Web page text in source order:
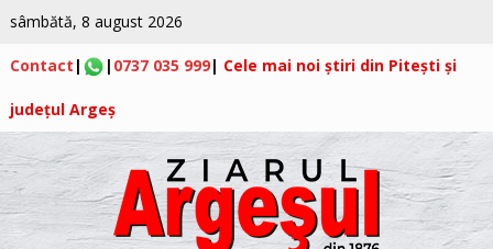
sâmbătă, 8 august 2026
Contact | | 0737 035 999| Cele mai noi știri din Pitești și
județul Argeș